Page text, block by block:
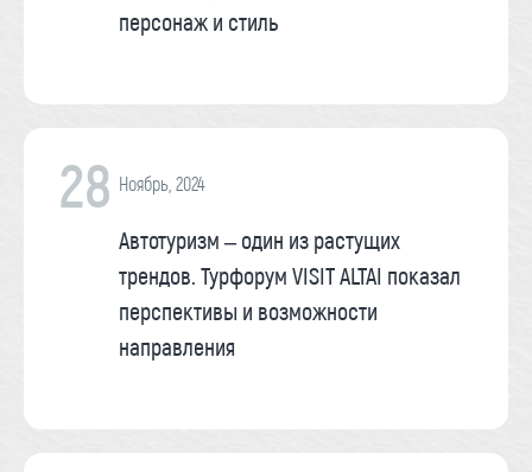
персонаж и стиль
28 Ноябрь, 2024
Автотуризм – один из растущих
трендов. Турфорум VISIT ALTAI показал
перспективы и возможности
направления